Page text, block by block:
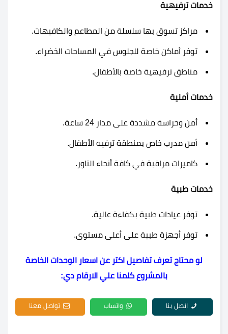
خدمات ترفيهية
مراكز تسوق بها سلسلة من المطاعم والكافيهات.
توفر أماكن خاصة للجلوس في المساحات الخضراء.
مناطق ترفيهية خاصة بالأطفال.
خدمات أمنية
أمن وحراسة مشددة على مدار 24 ساعة.
أمن مدرب خاص بمنطقة ترفيه الأطفال.
كاميرات مراقبة في كافة أنحاء التاور.
خدمات طبية
توفر عيادات طبية بكفاءة عالية.
توفر أجهزة طبية على أعلى مستوى.
لو محتاج تعرف تفاصيل اكتر عن اسعار الوحدات الخاصة
بالمشروع كلمنا علي الارقام دي:
اتصل بنا واتساب تواصل معنا